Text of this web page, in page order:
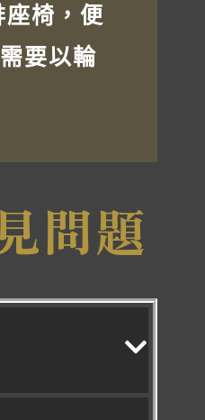
椅，便
要以輪
問題